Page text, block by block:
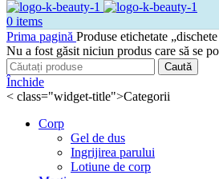
0 items
Prima pagină Produse etichetate
Nu a fost găsit niciun produs care să se
Caută
Închide
< class="widget-title">Categorii
Corp
Gel de dus
Ingrijirea parului
Lotiune de corp